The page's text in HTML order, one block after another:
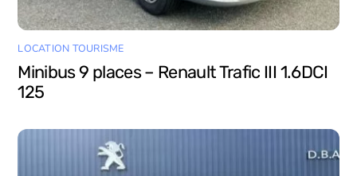
LOCATION TOURISME
Minibus 9 places – Renault Trafic III 1.6DCI
125